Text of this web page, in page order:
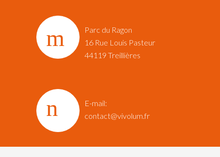
Parc du Ragon
16 Rue Louis Pasteur‎
44119 Treillières
E-mail:
contact@vivolum.fr